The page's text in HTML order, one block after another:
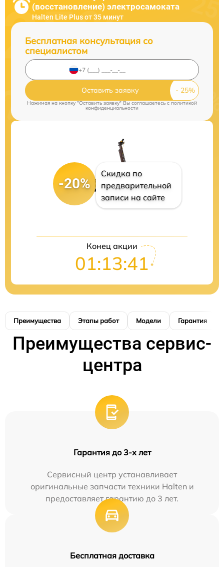
(восстановление) электросамоката
Halten Lite Plus от 35 минут
Бесплатная консультация со
специалистом
Оставить заявку
Нажимая на кнопку "Оставить заявку" Вы соглашаетесь cполитикой
конфиденциальности
-20%
Скидка по
предварительной
записи на сайте
Конец акции
01:13:40
Преимущества Этапы работ Модели Гарантия
Преимущества сервис-
центра
Гарантия до 3-х лет
Сервисный центр устанавливает
оригинальные запчасти техники Halten и
предоставляет гарантию до 3 лет.
Бесплатная доставка